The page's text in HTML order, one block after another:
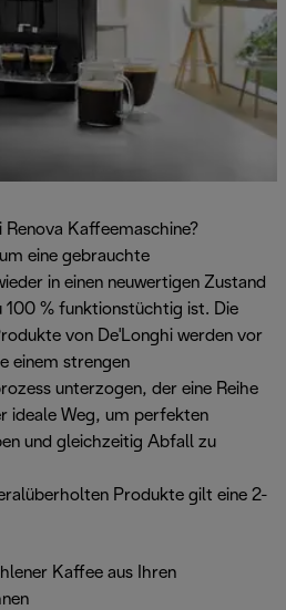
Renova Kaffeemaschine?
eine gebrauchte
in einen neuwertigen Zustand
100 % funktionstüchtig ist. Die
von De'Longhi werden vor
einem strengen
unterzogen, der eine Reihe
ideale Weg, um perfekten
und gleichzeitig Abfall zu
Produkte gilt eine 2-
Kaffee aus Ihren